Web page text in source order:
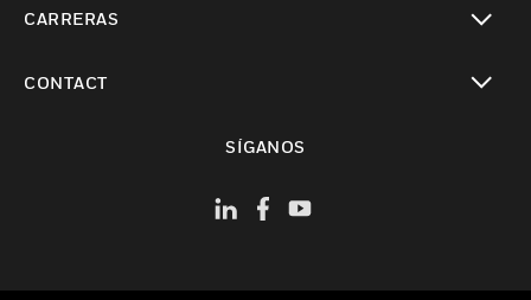
CARRERAS
CONTACT
SÍGANOS